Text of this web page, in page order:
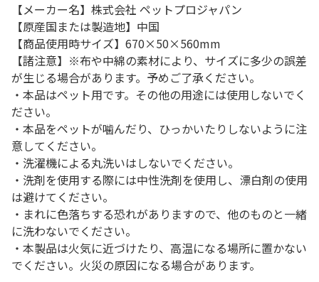
【メーカー名】株式会社 ペットプロジャパン
【原産国または製造地】中国
【商品使用時サイズ】670×50×560mm
【諸注意】※布や中綿の素材により、サイズに多少の誤差
が生じる場合があります。予めご了承ください。
・本品はペット用です。その他の用途には使用しないでく
ださい。
・本品をペットが噛んだり、ひっかいたりしないように注
意してください。
・洗濯機による丸洗いはしないでください。
・洗剤を使用する際には中性洗剤を使用し、漂白剤の使用
は避けてください。
・まれに色落ちする恐れがありますので、他のものと一緒
に洗わないでください。
・本製品は火気に近づけたり、高温になる場所に置かない
でください。火災の原因になる場合があります。